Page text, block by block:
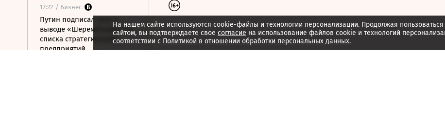
17:22 / Бизнес
Путин подписал указ о
выводе «Шереметьево» из
списка стратегических
предприятий
На нашем сайте используются cookie-файлы и технологии персонализации. Продолжая
сайтом, вы подтверждаете свое согласие на использование файлов cookie и технологий
соответствии с Политикой в отношении обработки персональных данных.